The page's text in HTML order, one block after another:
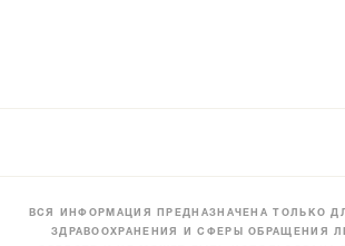
ВСЯ ИНФОРМАЦИЯ ПРЕДНАЗНАЧЕНА ТОЛЬКО
ЗДРАВООХРАНЕНИЯ И СФЕРЫ ОБРАЩЕНИЯ